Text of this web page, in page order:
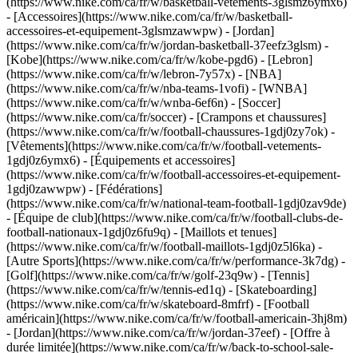
- [Accessoires](https://www.nike.com/ca/fr/w/basketball-
accessoires-et-equipement-3glsmzawwpw) - [Jordan]
(https://www.nike.com/ca/fr/w/jordan-basketball-37eefz3glsm) -
[Kobe](https://www.nike.com/ca/fr/w/kobe-pgd6) - [Lebron]
(https://www.nike.com/ca/fr/w/lebron-7y57x) - [NBA]
(https://www.nike.com/ca/fr/w/nba-teams-1vofi) - [WNBA]
(https://www.nike.com/ca/fr/w/wnba-6ef6n) - [Soccer]
(https://www.nike.com/ca/fr/soccer) - [Crampons et chaussures]
(https://www.nike.com/ca/fr/w/football-chaussures-1gdj0zy7ok) -
[Vêtements](https://www.nike.com/ca/fr/w/football-vetements-
1gdj0z6ymx6) - [Équipements et accessoires]
(https://www.nike.com/ca/fr/w/football-accessoires-et-equipement-
1gdj0zawwpw) - [Fédérations]
(https://www.nike.com/ca/fr/w/national-team-football-1gdj0zav9de)
- [Équipe de club](https://www.nike.com/ca/fr/w/football-clubs-de-
football-nationaux-1gdj0z6fu9q) - [Maillots et tenues]
(https://www.nike.com/ca/fr/w/football-maillots-1gdj0z5l6ka) -
[Autre Sports](https://www.nike.com/ca/fr/w/performance-3k7dg) -
[Golf](https://www.nike.com/ca/fr/w/golf-23q9w) - [Tennis]
(https://www.nike.com/ca/fr/w/tennis-ed1q) - [Skateboarding]
(https://www.nike.com/ca/fr/w/skateboard-8mfrf) - [Football
américain](https://www.nike.com/ca/fr/w/football-americain-3hj8m)
- [Jordan](https://www.nike.com/ca/fr/w/jordan-37eef) - [Offre à
durée limitée](https://www.nike.com/ca/fr/w/back-to-school-sale-